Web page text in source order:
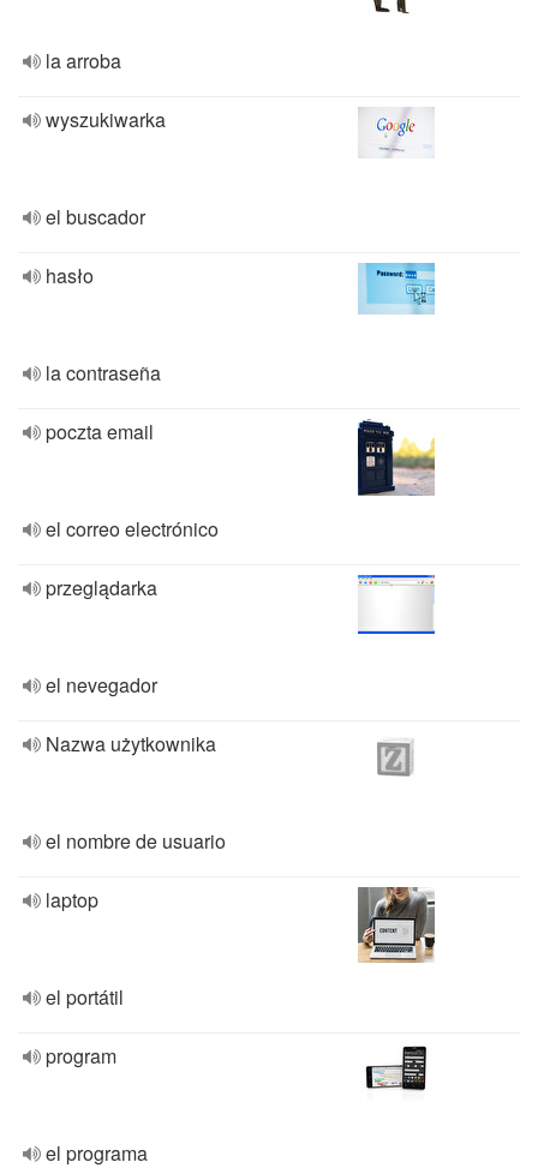
la arroba
wyszukiwarka
el buscador
hasło
la contraseña
poczta email
el correo electrónico
przeglądarka
el nevegador
Nazwa użytkownika
el nombre de usuario
laptop
el portátil
program
el programa